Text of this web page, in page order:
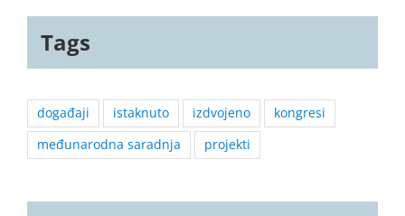
Tags
događaji istaknuto izdvojeno
kongresi
međunarodna saradnja
projekti